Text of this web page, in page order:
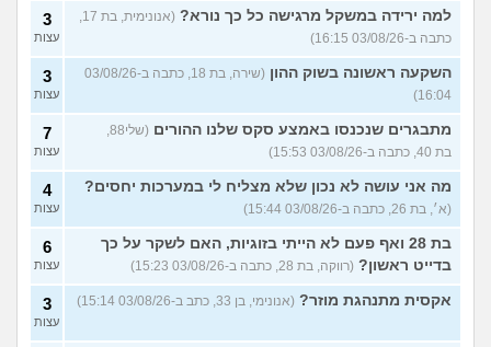
למה ירידה במשקל מרגישה כל כך נורא?
(אנונימית, בת 17,
כתבה ב-03/08/26 16:15)
3
עצות
השקעה ראשונה בשוק ההון
(שירה, בת 18, כתבה ב-03/08/26
16:04)
3
עצות
מתבגרים שנכנסו באמצע סקס שלנו ההורים
(שלי88,
בת 40, כתבה ב-03/08/26 15:53)
7
עצות
מה אני עושה לא נכון שלא מצליח לי במערכות יחסים?
(א׳, בת 26, כתבה ב-03/08/26 15:44)
4
עצות
בת 28 ואף פעם לא הייתי בזוגיות, האם לשקר על כך
בדייט ראשון? (רווקה, בת 28, כתבה ב-03/08/26 15:23)
6
עצות
אקסית מתנהגת מוזר? (אנונימי, בן 33, כתב ב-03/08/26 15:14) 3
עצות